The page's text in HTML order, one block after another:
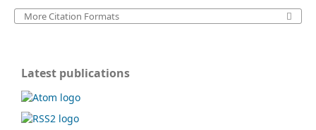
More Citation Formats
Latest publications